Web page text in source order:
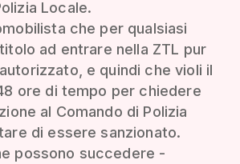
Locale.
che per qualsiasi
ad entrare nella ZTL pur
e quindi che violi il
ore di tempo per chiedere
al Comando di Polizia
di essere sanzionato.
possono succedere -